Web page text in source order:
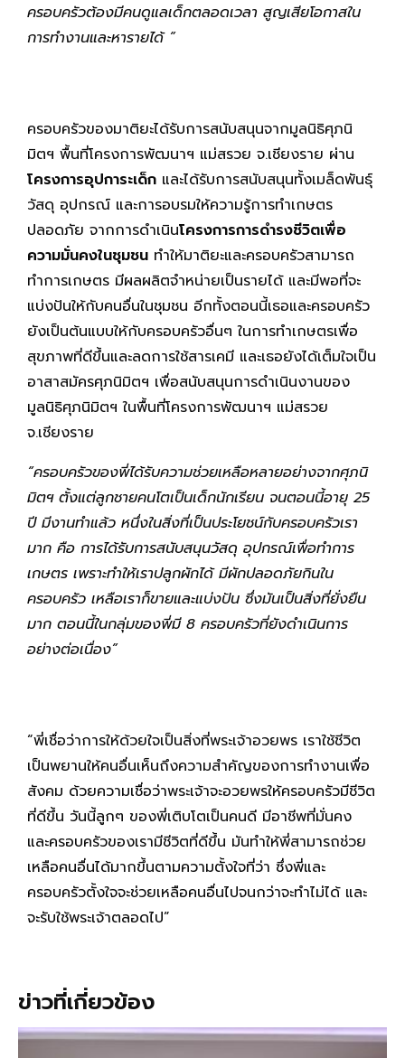
ครอบครัวต้องมีคนดูแลเด็กตลอดเวลา สูญเสียโอกาสใน
การทำงานและหารายได้ ”
ครอบครัวของมาติยะได้รับการสนับสนุนจากมูลนิธิศุภนิ
มิตฯ พื้นที่โครงการพัฒนาฯ แม่สรวย จ.เชียงราย ผ่าน
โครงการอุปการะเด็ก และได้รับการสนับสนุนทั้งเมล็ดพันธุ์
วัสดุ อุปกรณ์ และการอบรมให้ความรู้การทำเกษตร
ปลอดภัย จากการดำเนินโครงการการดำรงชีวิตเพื่อ
ความมั่นคงในชุมชน ทำให้มาติยะและครอบครัวสามารถ
ทำการเกษตร มีผลผลิตจำหน่ายเป็นรายได้ และมีพอที่จะ
แบ่งปันให้กับคนอื่นในชุมชน อีกทั้งตอนนี้เธอและครอบครัว
ยังเป็นต้นแบบให้กับครอบครัวอื่นๆ ในการทำเกษตรเพื่อ
สุขภาพที่ดีขึ้นและลดการใช้สารเคมี และเธอยังได้เต็มใจเป็น
อาสาสมัครศุภนิมิตฯ เพื่อสนับสนุนการดำเนินงานของ
มูลนิธิศุภนิมิตฯ ในพื้นที่โครงการพัฒนาฯ แม่สรวย
จ.เชียงราย
“ครอบครัวของพี่ได้รับความช่วยเหลือหลายอย่างจากศุภนิ
มิตฯ ตั้งแต่ลูกชายคนโตเป็นเด็กนักเรียน จนตอนนี้อายุ 25
ปี มีงานทำแล้ว หนึ่งในสิ่งที่เป็นประโยชน์กับครอบครัวเรา
มาก คือ การได้รับการสนับสนุนวัสดุ อุปกรณ์เพื่อทำการ
เกษตร เพราะทำให้เราปลูกผักได้ มีผักปลอดภัยกินใน
ครอบครัว เหลือเราก็ขายและแบ่งปัน ซึ่งมันเป็นสิ่งที่ยั่งยืน
มาก ตอนนี้ในกลุ่มของพี่มี 8 ครอบครัวที่ยังดำเนินการ
อย่างต่อเนื่อง”
“พี่เชื่อว่าการให้ด้วยใจเป็นสิ่งที่พระเจ้าอวยพร เราใช้ชีวิต
เป็นพยานให้คนอื่นเห็นถึงความสำคัญของการทำงานเพื่อ
สังคม ด้วยความเชื่อว่าพระเจ้าจะอวยพรให้ครอบครัวมีชีวิต
ที่ดีขึ้น วันนี้ลูกๆ ของพี่เติบโตเป็นคนดี มีอาชีพที่มั่นคง
และครอบครัวของเรามีชีวิตที่ดีขึ้น มันทำให้พี่สามารถช่วย
เหลือคนอื่นได้มากขึ้นตามความตั้งใจที่ว่า ซึ่งพี่และ
ครอบครัวตั้งใจจะช่วยเหลือคนอื่นไปจนกว่าจะทำไม่ได้ และ
จะรับใช้พระเจ้าตลอดไป”
ข่าวที่เกี่ยวข้อง